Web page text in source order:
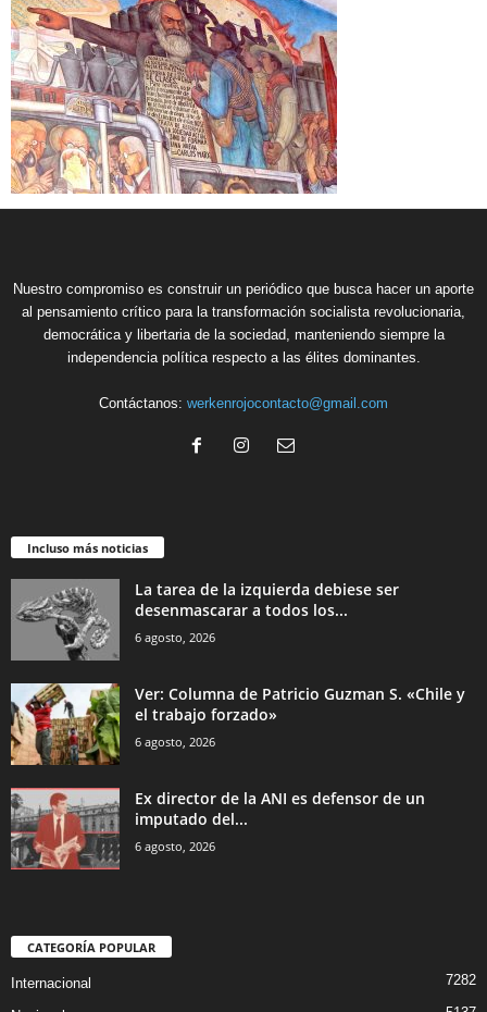
Nuestro compromiso es construir un periódico que busca hacer un aporte
al pensamiento crítico para la transformación socialista revolucionaria,
democrática y libertaria de la sociedad, manteniendo siempre la
independencia política respecto a las élites dominantes.
Contáctanos: werkenrojocontacto@gmail.com
Incluso más noticias
La tarea de la izquierda debiese ser
desenmascarar a todos los...
6 agosto, 2026
Ver: Columna de Patricio Guzman S. «Chile y
el trabajo forzado»
6 agosto, 2026
Ex director de la ANI es defensor de un
imputado del...
6 agosto, 2026
CATEGORÍA POPULAR
Internacional 7282